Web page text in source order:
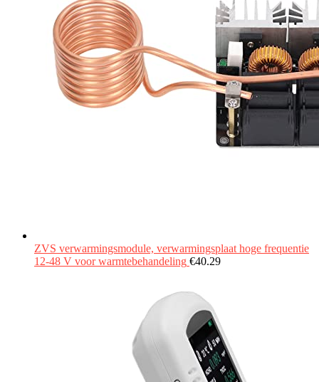
ZVS verwarmingsmodule, verwarmingsplaat hoge frequentie
12‑48 V voor warmtebehandeling €40.29